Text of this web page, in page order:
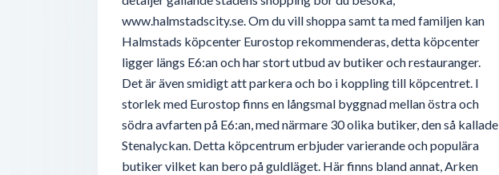
www.halmstadscity.se. Om du vill shoppa samt ta med familjen kan
Halmstads köpcenter Eurostop rekommenderas, detta köpcenter
ligger längs E6:an och har stort utbud av butiker och restauranger.
Det är även smidigt att parkera och bo i koppling till köpcentret. I
storlek med Eurostop finns en långsmal byggnad mellan östra och
södra avfarten på E6:an, med närmare 30 olika butiker, den så kallade
Stenalyckan. Detta köpcentrum erbjuder varierande och populära
butiker vilket kan bero på guldläget. Här finns bland annat, Arken